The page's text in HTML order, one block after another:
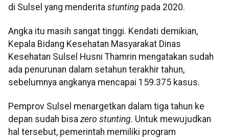
di Sulsel yang menderita stunting pada 2020.
Angka itu masih sangat tinggi. Kendati demikian,
Kepala Bidang Kesehatan Masyarakat Dinas
Kesehatan Sulsel Husni Thamrin mengatakan sudah
ada penurunan dalam setahun terakhir tahun,
sebelumnya angkanya mencapai 159.375 kasus.
Pemprov Sulsel menargetkan dalam tiga tahun ke
depan sudah bisa zero stunting. Untuk mewujudkan
hal tersebut, pemerintah memiliki program